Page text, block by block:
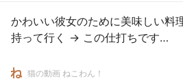
かわいい彼女のために美味しい料
持って行く → この仕打ちです…
猫の動画 ねこわん！